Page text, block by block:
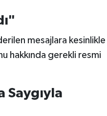
mesajlara kesinlikle
hakkında gerekli resmi
Saygıyla